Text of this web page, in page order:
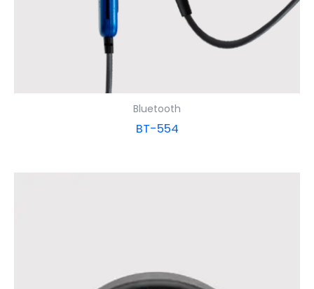
Bluetooth
BT-554